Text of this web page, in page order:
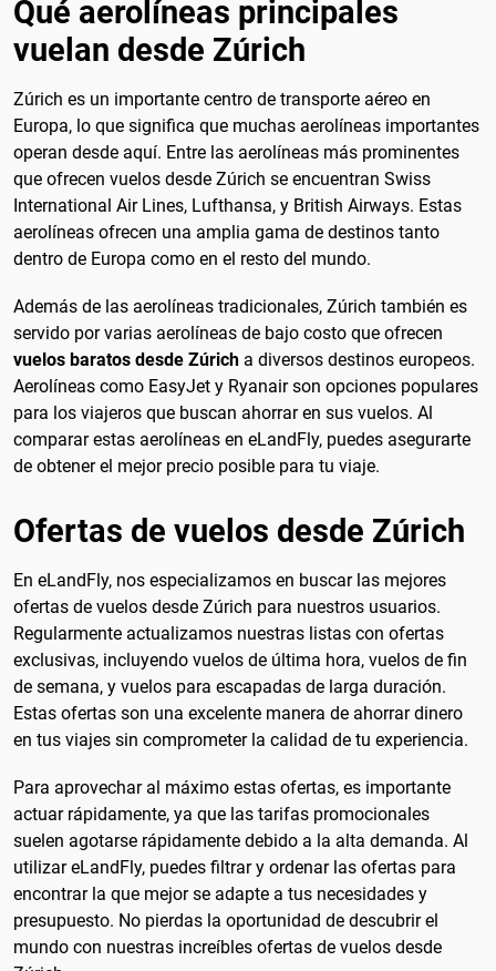
Qué aerolíneas principales
vuelan desde Zúrich
Zúrich es un importante centro de transporte aéreo en
Europa, lo que significa que muchas aerolíneas importantes
operan desde aquí. Entre las aerolíneas más prominentes
que ofrecen vuelos desde Zúrich se encuentran Swiss
International Air Lines, Lufthansa, y British Airways. Estas
aerolíneas ofrecen una amplia gama de destinos tanto
dentro de Europa como en el resto del mundo.
Además de las aerolíneas tradicionales, Zúrich también es
servido por varias aerolíneas de bajo costo que ofrecen
vuelos baratos desde Zúrich a diversos destinos europeos.
Aerolíneas como EasyJet y Ryanair son opciones populares
para los viajeros que buscan ahorrar en sus vuelos. Al
comparar estas aerolíneas en eLandFly, puedes asegurarte
de obtener el mejor precio posible para tu viaje.
Ofertas de vuelos desde Zúrich
En eLandFly, nos especializamos en buscar las mejores
ofertas de vuelos desde Zúrich para nuestros usuarios.
Regularmente actualizamos nuestras listas con ofertas
exclusivas, incluyendo vuelos de última hora, vuelos de fin
de semana, y vuelos para escapadas de larga duración.
Estas ofertas son una excelente manera de ahorrar dinero
en tus viajes sin comprometer la calidad de tu experiencia.
Para aprovechar al máximo estas ofertas, es importante
actuar rápidamente, ya que las tarifas promocionales
suelen agotarse rápidamente debido a la alta demanda. Al
utilizar eLandFly, puedes filtrar y ordenar las ofertas para
encontrar la que mejor se adapte a tus necesidades y
presupuesto. No pierdas la oportunidad de descubrir el
mundo con nuestras increíbles ofertas de vuelos desde